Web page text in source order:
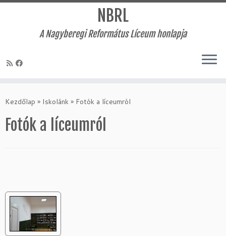
to
NBRL
A Nagyberegi Református Líceum honlapja
Kezdőlap » Iskolánk » Fotók a líceumról
Fotók a líceumról